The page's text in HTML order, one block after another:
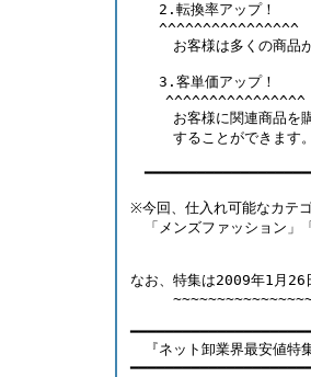
2.転換率アップ！
^^^^^^^^^^^^^^^^
お客様は多くの商品が
3.客単価アップ！
    ^^^^^^^^^^^^^^^^
お客様に関連商品を購
することができます
※今回、仕入れ可能なカテ
「メンズファッション」
なお、特集は2009年1月
『ネット卸業界最安値特